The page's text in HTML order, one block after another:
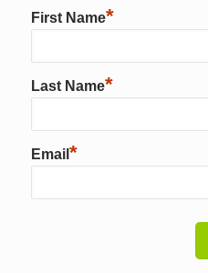
First Name*
Last Name*
Email *